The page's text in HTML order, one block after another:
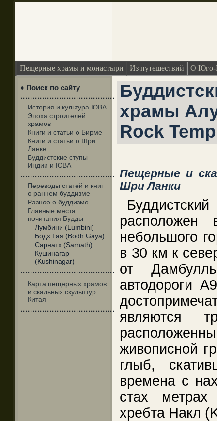
Пещерные храмы и монастыри Из путешествий О Юго-
♦ Поиск по сайту
·······································
История и культура ЮВА
Эпоха строителей
храмов
Книги и статьи о Бирме
Книги и статьи о Шри
Ланке
Буддистские ступы
Индии и ЮВА
·······································
Переводы статей и книг
о раннем буддизме
Разное о буддизме
Главные места
почитания Будды
Лумбини (Lumbini)
Бодх Гая (Bodh Gaya)
Сарнатх (Sarnath)
Кушинагар
(Kushinagar)
·······································
Карта пещерных храмов
и скальных скульптур
Китая
·······································
храмы
Rock
Пещерные и
Шри Ланки
небольшого
в 30 км к
от
автодороги
являются
живописной
глыб,
времена с
стах метрах
хребта Накл